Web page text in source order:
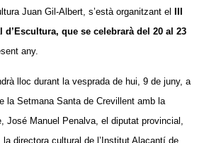
Juan Gil-Albert, s’està organitzant el
que se celebrarà del 20 al 23
any.
lloc durant la vesprada de hui, 9 de juny, a
la Setmana Santa de Crevillent amb la
José Manuel Penalva, el diputat provincial,
directora cultural de l’Institut Alacantí de